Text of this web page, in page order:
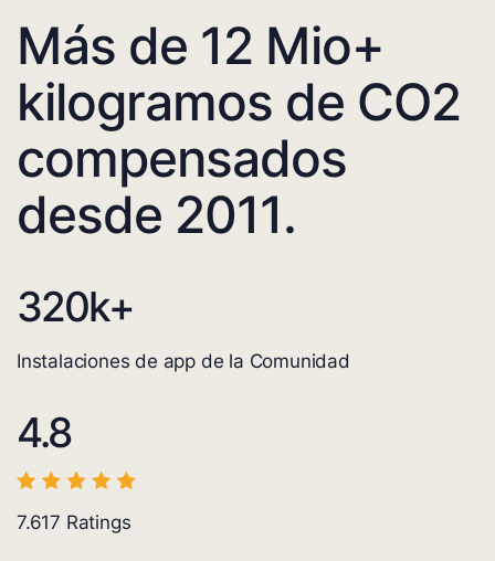
Más de 12 Mio+
kilogramos de CO2
compensados
desde 2011.
320k+
Instalaciones de app de la Comunidad
4.8
7.617 Ratings